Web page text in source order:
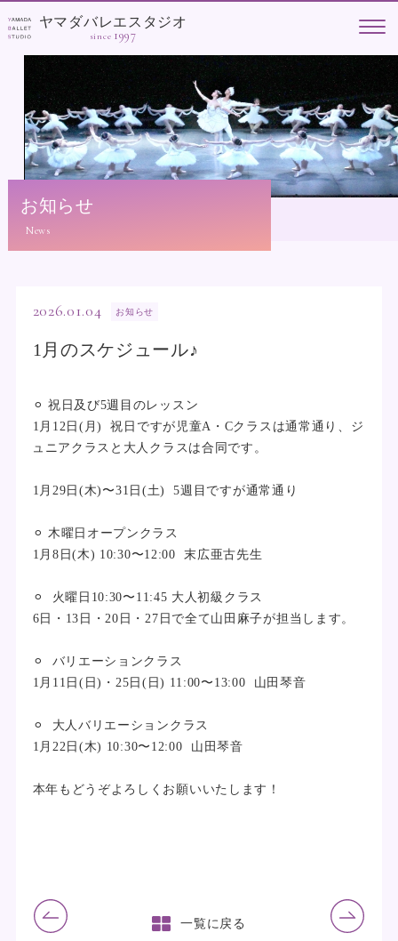
ヤマダバレエスタジオ
since 1997
お知らせ
1月のスケジュール♪
2026.01.04 お知らせ
⚪︎ 祝日及び5週目のレッスン
1月12日(月) 祝日ですが児童A・Cクラスは通常通り、ジ
ュニアクラスと大人クラスは合同です。
1月29日(木)〜31日(土) 5週目ですが通常通り
⚪︎ 木曜日オープンクラス
1月8日(木) 10:30〜12:00 末広亜古先生
⚪︎ 火曜日10:30〜11:45 大人初級クラス
6日・13日・20日・27日で全て山田麻子が担当します。
⚪︎ バリエーションクラス
1月11日(日)・25日(日) 11:00〜13:00 山田琴音
⚪︎ 大人バリエーションクラス
1月22日(木) 10:30〜12:00 山田琴音
本年もどうぞよろしくお願いいたします！
一覧に戻る